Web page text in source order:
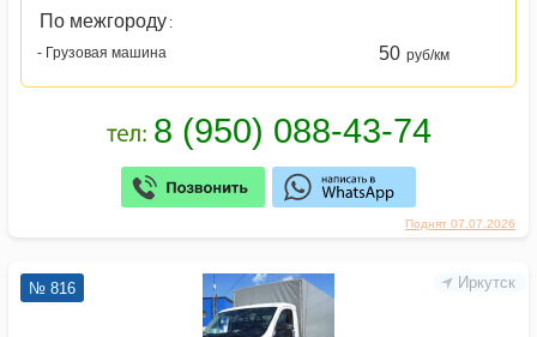
Поднят 07.07.2026
По межгороду :
- Грузовая машина
50 руб/км
Иркутск
№ 816